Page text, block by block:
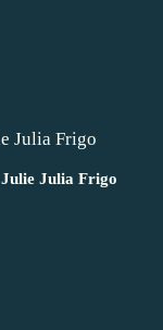
Julie Julia Frigo